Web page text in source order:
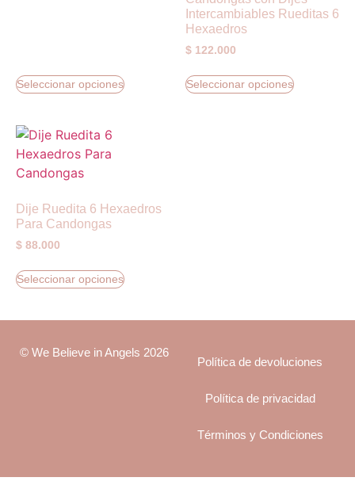
Seleccionar opciones
Intercambiables Rueditas 6
Hexaedros
$ 122.000
Seleccionar opciones
Dije Ruedita 6 Hexaedros
Para Candongas
$ 88.000
Seleccionar opciones
© We Believe in Angels 2026
Política de devoluciones
Política de privacidad
Términos y Condiciones